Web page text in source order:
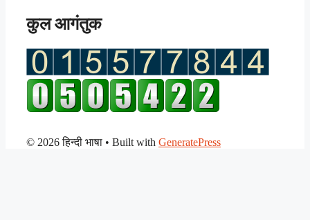
कुल आगंतुक
© 2026 हिन्दी भाषा • Built with GeneratePress